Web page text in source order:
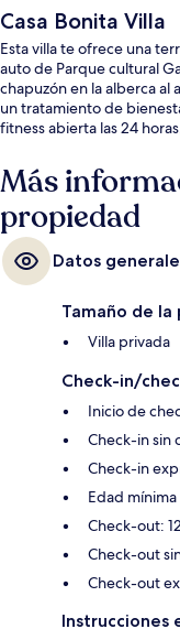
Casa Bonita Villa
Esta villa te ofrece una
auto de Parque cultural
chapuzón en la alberca
un tratamiento de
fitness abierta las 24
Más
propiedad
Datos
Tamaño de
Villa privada
Check-in/
Inicio de
Check-in sin
Check-in
Edad
Check-out:
Check-out
Check-out
Instrucciones